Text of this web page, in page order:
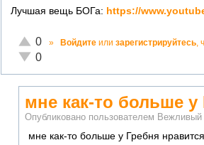
Лучшая вещь БОГа: https://
Отлично!
0
Неадекватно!
0
» Войдите или зарегистрируйтесь,
мне как-то больше у
Опубликовано пользователем Вежливый
мне как-то больше у Гребня